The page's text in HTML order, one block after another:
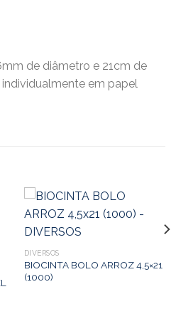
de diâmetro e 21cm de
em papel
DIVERSOS
BIOCINTA BOLO ARROZ 4,5×21
(1000)